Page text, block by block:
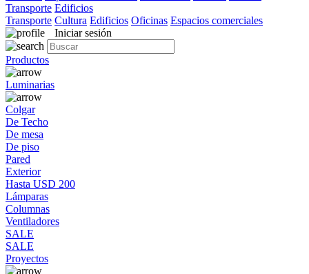
Transporte Edificios
Transporte Cultura Edificios Oficinas Espacios comerciales
Iniciar sesión
Productos
Luminarias
Colgar
De Techo
De mesa
De piso
Pared
Exterior
Hasta USD 200
Lámparas
Columnas
Ventiladores
SALE
SALE
Proyectos